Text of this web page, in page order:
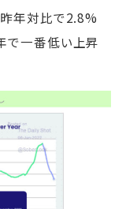
昨年対比で2.8%
で一番低い上昇